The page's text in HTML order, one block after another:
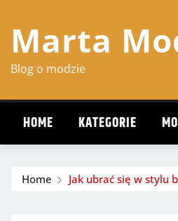
content
Marta
Blog o modzie
HOME KATEGORIE
Home Jak ubrać się w stylu